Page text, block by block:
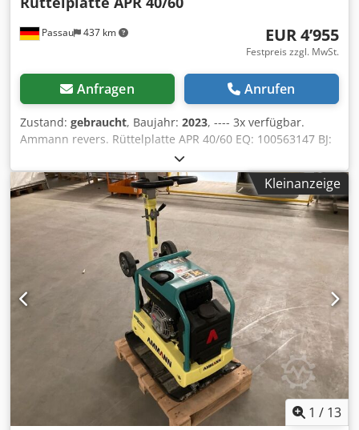
Passau 437 km EUR 4’955
Festpreis zzgl. MwSt.
Anfragen Anrufen
Zustand: gebraucht, Baujahr: 2023, ---- 3x verfügbar.
Ammann revers. Rüttelplatte APR 40/60 EQ: 100563147 BJ:
2023 Ammann revers. Rüttelplatte APR 40/60
EQ: 100563148 BJ: 2023 Daten: Dedpfjzkzzbsx Amxswa
Motor:Hatz / Diesel Maschinengewicht:284kg
Verdichtungsbreite:600mm
Kleinanzeige
1 / 13